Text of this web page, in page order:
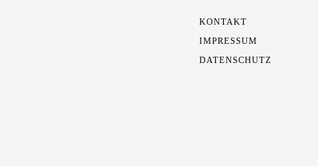
KONTAKT
IMPRESSUM
DATENSCHUTZ